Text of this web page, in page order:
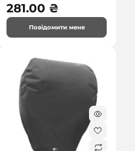
281.00 ₴
Повідомити мене